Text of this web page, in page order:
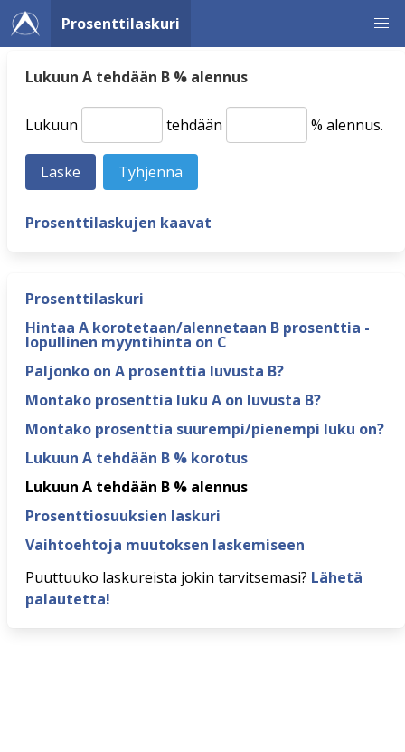
Prosenttilaskuri
Lukuun A tehdään B % alennus
Lukuun tehdään % alennus.
Prosenttilaskujen kaavat
Prosenttilaskuri
Hintaa A korotetaan/alennetaan B prosenttia -
lopullinen myyntihinta on C
Paljonko on A prosenttia luvusta B?
Montako prosenttia luku A on luvusta B?
Montako prosenttia suurempi/pienempi luku on?
Lukuun A tehdään B % korotus
Lukuun A tehdään B % alennus
Prosenttiosuuksien laskuri
Vaihtoehtoja muutoksen laskemiseen
Puuttuuko laskureista jokin tarvitsemasi? Lähetä
palautetta!